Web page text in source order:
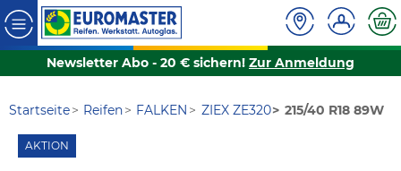
Newsletter Abo - 20 € sichern! Zur Anmeldung
Startseite Reifen FALKEN ZIEX ZE320 215/40 R18 89W
AKTION